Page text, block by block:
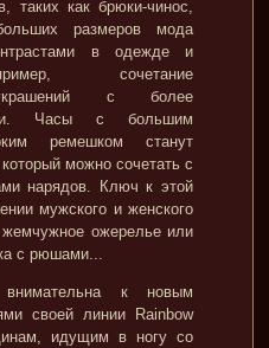
таких как брюки-чинос,
размеров мода
в одежде и
сочетание
украшений с более
Часы с большим
ремешком станут
можно сочетать с
нарядов. Ключ к этой
мужского и женского
ожерелье или
с рюшами...
к новым
своей линии Rainbow
идущим в ногу со